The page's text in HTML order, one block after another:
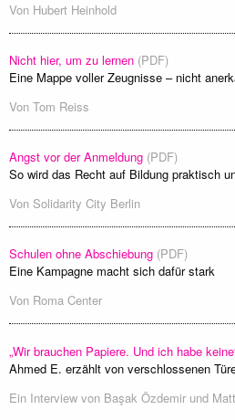
Von Hubert Heinhold
Nicht hier, um zu lernen (PDF)
Eine Mappe voller Zeugnisse – nicht
Von Tom Reiss
Angst vor der Anmeldung (PDF)
So wird das Recht auf Bildung praktisch
Von Solidarity City Berlin
Schulen ohne Abschiebung (PDF)
Eine Kampagne macht sich dafür stark
Von Roma Center
„Wir brauchen Papiere. Und ich habe
Ahmed E. erzählt von verschlossenen
Ein Interview von Başak Özdemir und